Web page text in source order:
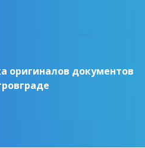
оригиналов документов